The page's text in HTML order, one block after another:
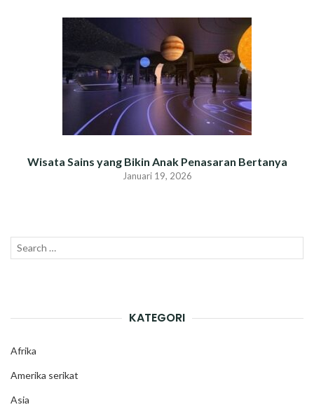
Wisata Sains yang Bikin Anak Penasaran Bertanya
Januari 19, 2026
Search
KATEGORI
Afrika
Amerika serikat
Asia